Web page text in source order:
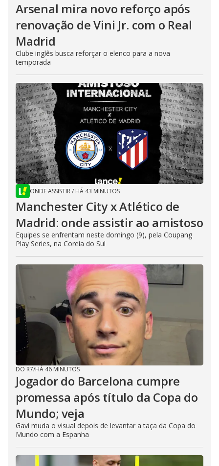
Arsenal mira novo reforço após
renovação de Vini Jr. com o Real
Madrid
Clube inglês busca reforçar o elenco para a nova
temporada
ONDE ASSISTIR/ HÁ 43 MINUTOS
Manchester City x Atlético de
Madrid: onde assistir ao amistoso
Equipes se enfrentam neste domingo (9), pela Coupang
Play Series, na Coreia do Sul
DO R7/HÁ 46 MINUTOS
Jogador do Barcelona cumpre
promessa após título da Copa do
Mundo; veja
Gavi muda o visual depois de levantar a taça da Copa do
Mundo com a Espanha